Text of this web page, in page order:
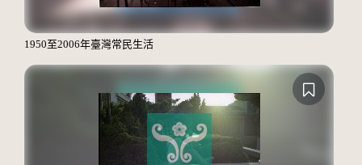
1950至2006年臺灣常民生活